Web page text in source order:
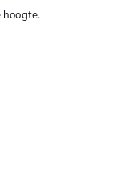
hoogte.